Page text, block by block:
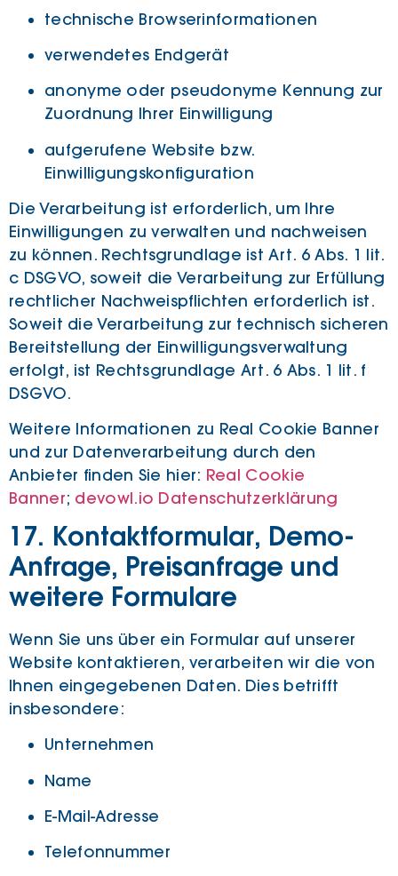
technische Browserinformationen
verwendetes Endgerät
anonyme oder pseudonyme Kennung zur
Zuordnung Ihrer Einwilligung
aufgerufene Website bzw.
Einwilligungskonfiguration
Die Verarbeitung ist erforderlich, um Ihre
Einwilligungen zu verwalten und nachweisen
zu können. Rechtsgrundlage ist Art. 6 Abs. 1 lit.
c DSGVO, soweit die Verarbeitung zur Erfüllung
rechtlicher Nachweispflichten erforderlich ist.
Soweit die Verarbeitung zur technisch sicheren
Bereitstellung der Einwilligungsverwaltung
erfolgt, ist Rechtsgrundlage Art. 6 Abs. 1 lit. f
DSGVO.
Weitere Informationen zu Real Cookie Banner
und zur Datenverarbeitung durch den
Anbieter finden Sie hier: Real Cookie
Banner; devowl.io Datenschutzerklärung
17. Kontaktformular, Demo-
Anfrage, Preisanfrage und
weitere Formulare
Wenn Sie uns über ein Formular auf unserer
Website kontaktieren, verarbeiten wir die von
Ihnen eingegebenen Daten. Dies betrifft
insbesondere:
Unternehmen
Name
E-Mail-Adresse
Telefonnummer